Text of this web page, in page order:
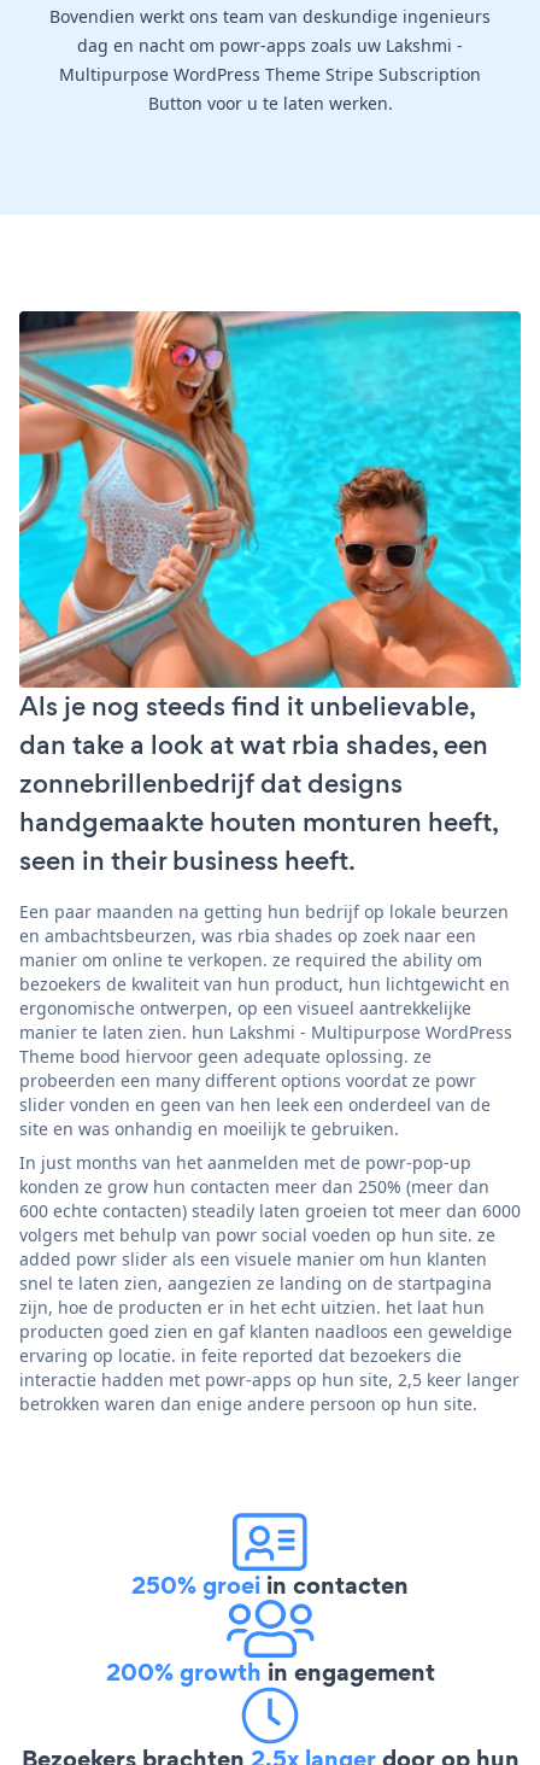
Bovendien werkt ons team van deskundige ingenieurs
dag en nacht om powr-apps zoals uw Lakshmi -
Multipurpose WordPress Theme Stripe Subscription
Button voor u te laten werken.
Als je nog steeds find it unbelievable,
dan take a look at wat rbia shades, een
zonnebrillenbedrijf dat designs
handgemaakte houten monturen heeft,
seen in their business heeft.
Een paar maanden na getting hun bedrijf op lokale beurzen
en ambachtsbeurzen, was rbia shades op zoek naar een
manier om online te verkopen. ze required the ability om
bezoekers de kwaliteit van hun product, hun lichtgewicht en
ergonomische ontwerpen, op een visueel aantrekkelijke
manier te laten zien. hun Lakshmi - Multipurpose WordPress
Theme bood hiervoor geen adequate oplossing. ze
probeerden een many different options voordat ze powr
slider vonden en geen van hen leek een onderdeel van de
site en was onhandig en moeilijk te gebruiken.
In just months van het aanmelden met de powr-pop-up
konden ze grow hun contacten meer dan 250% (meer dan
600 echte contacten) steadily laten groeien tot meer dan 6000
volgers met behulp van powr social voeden op hun site. ze
added powr slider als een visuele manier om hun klanten
snel te laten zien, aangezien ze landing on de startpagina
zijn, hoe de producten er in het echt uitzien. het laat hun
producten goed zien en gaf klanten naadloos een geweldige
ervaring op locatie. in feite reported dat bezoekers die
interactie hadden met powr-apps op hun site, 2,5 keer langer
betrokken waren dan enige andere persoon op hun site.
250% groei in contacten
200% growth in engagement